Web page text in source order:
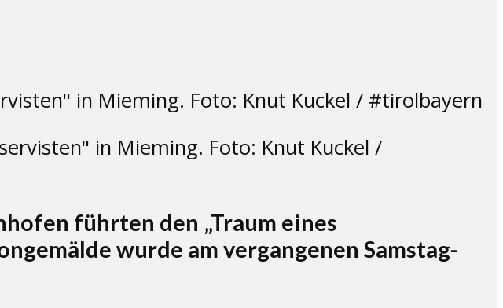
in Mieming. Foto: Knut Kuckel /
führten den „Traum eines
wurde am vergangenen Samstag-